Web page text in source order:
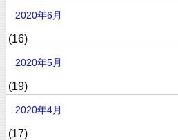
2020年6月
(16)
2020年5月
(19)
2020年4月
(17)